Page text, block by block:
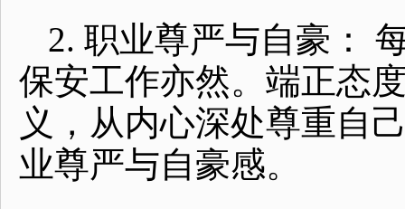
2. 职业尊严与自豪：
保安工作亦然。端正态
义，从内心深处尊重自
业尊严与自豪感。